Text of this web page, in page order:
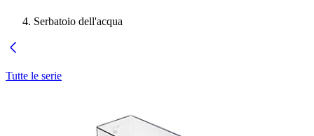
Serbatoio dell'acqua
Tutte le serie